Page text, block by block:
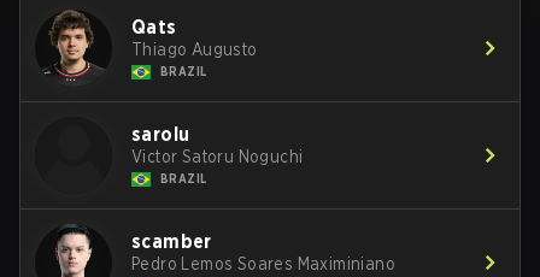
Qats
Thiago Augusto
BRAZIL
sarolu
Victor Satoru Noguchi
BRAZIL
scamber
Pedro Lemos Soares Maximiniano